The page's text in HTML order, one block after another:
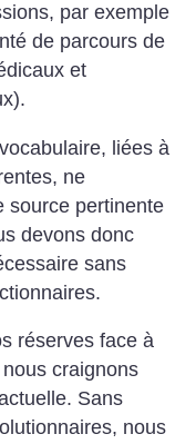
par exemple
de parcours de
et
liées à
ne
source pertinente
devons donc
sans
réserves face à
craignons
Sans
nous